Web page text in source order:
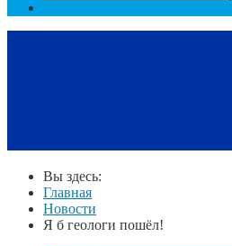
Вы здесь:
Главная
Новости
Я б геологи пошёл!